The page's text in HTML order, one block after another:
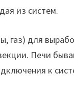
из систем.
газ) для
Печи
к